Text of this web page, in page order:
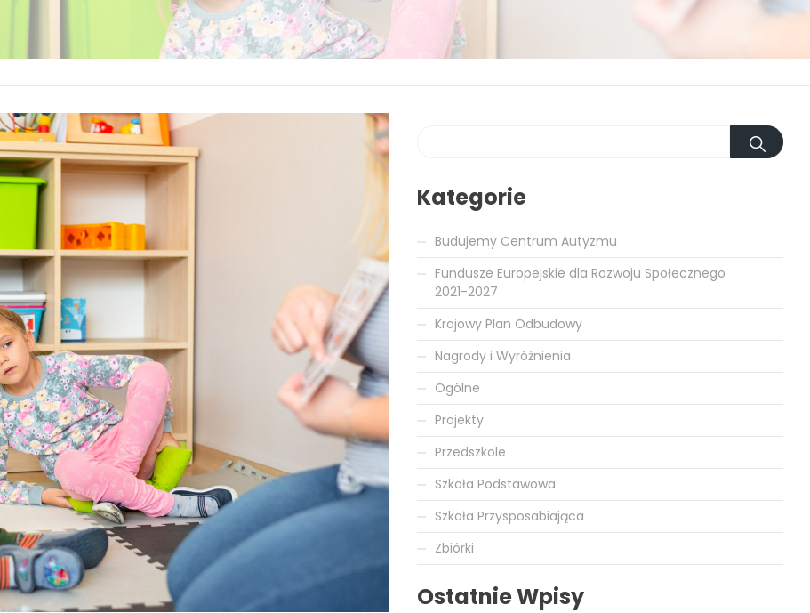
Kategorie
Budujemy Centrum Autyzmu
Fundusze Europejskie dla Rozwoju Społecznego
2021-2027
Krajowy Plan Odbudowy
Nagrody i Wyróżnienia
Ogólne
Projekty
Przedszkole
Szkoła Podstawowa
Szkoła Przysposabiająca
Zbiórki
Ostatnie Wpisy